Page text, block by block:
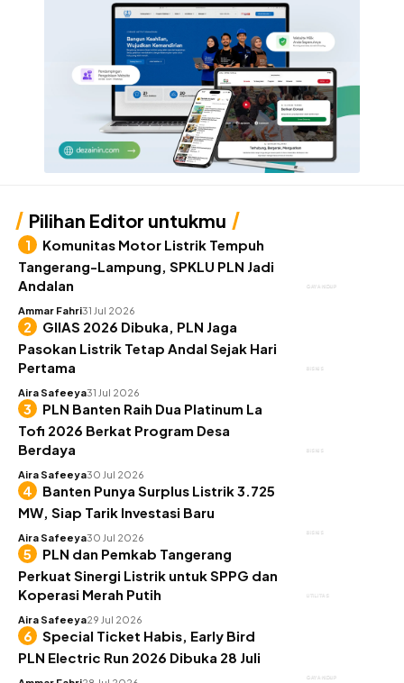
Pilihan Editor untukmu
GAYA HIDUP
Komunitas Motor Listrik Tempuh
Tangerang-Lampung, SPKLU PLN Jadi
Andalan
Ammar Fahri31 Jul 2026
BISNIS
GIIAS 2026 Dibuka, PLN Jaga
Pasokan Listrik Tetap Andal Sejak Hari
Pertama
Aira Safeeya31 Jul 2026
BISNIS
PLN Banten Raih Dua Platinum La
Tofi 2026 Berkat Program Desa
Berdaya
Aira Safeeya30 Jul 2026
BISNIS
Banten Punya Surplus Listrik 3.725
MW, Siap Tarik Investasi Baru
Aira Safeeya30 Jul 2026
UTILITAS
PLN dan Pemkab Tangerang
Perkuat Sinergi Listrik untuk SPPG dan
Koperasi Merah Putih
Aira Safeeya29 Jul 2026
GAYA HIDUP
Special Ticket Habis, Early Bird
PLN Electric Run 2026 Dibuka 28 Juli